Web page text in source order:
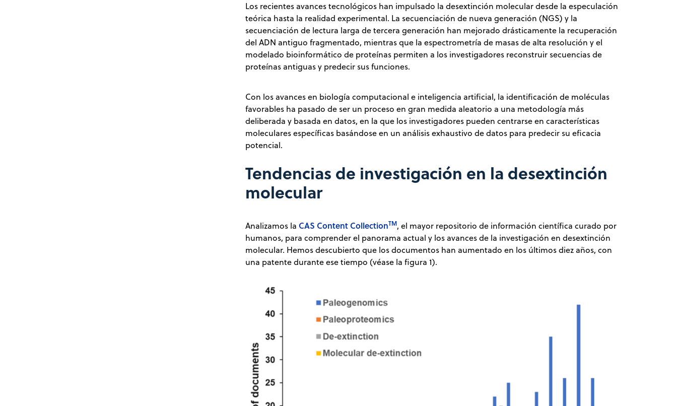
Los recientes avances tecnológicos han impulsado la desextinción molecular desde la especulación
teórica hasta la realidad experimental. La secuenciación de nueva generación (NGS) y la
secuenciación de lectura larga de tercera generación han mejorado drásticamente la recuperación
del ADN antiguo fragmentado, mientras que la espectrometría de masas de alta resolución y el
modelado bioinformático de proteínas permiten a los investigadores reconstruir secuencias de
proteínas antiguas y predecir sus funciones.
Con los avances en biología computacional e inteligencia artificial, la identificación de moléculas
favorables ha pasado de ser un proceso en gran medida aleatorio a una metodología más
deliberada y basada en datos, en la que los investigadores pueden centrarse en características
moleculares específicas basándose en un análisis exhaustivo de datos para predecir su eficacia
potencial.
Tendencias de investigación en la desextinción
molecular
Analizamos la CAS Content CollectionTM, el mayor repositorio de información científica curado por
humanos, para comprender el panorama actual y los avances de la investigación en desextinción
molecular. Hemos descubierto que los documentos han aumentado en los últimos diez años, con
una patente durante ese tiempo (véase la figura 1).